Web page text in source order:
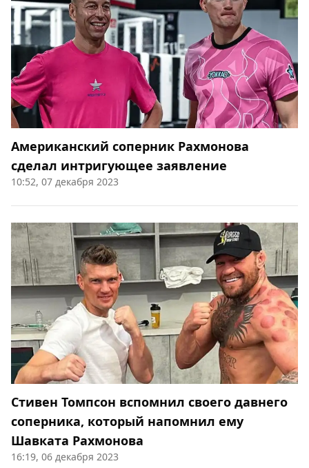
Американский соперник Рахмонова
сделал интригующее заявление
10:52, 07 декабря 2023
Стивен Томпсон вспомнил своего давнего
соперника, который напомнил ему
Шавката Рахмонова
16:19, 06 декабря 2023